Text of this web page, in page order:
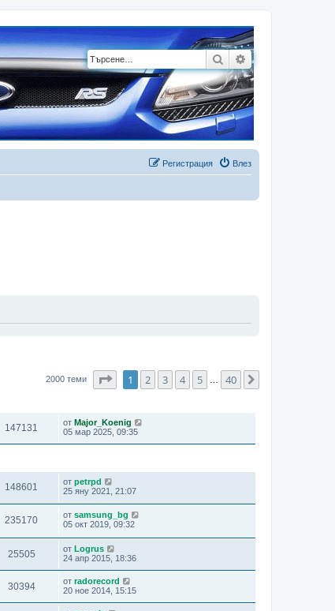
ТърсенеРазширено
Влез
Регистрация
2000 теми Страница 1 от40
1 2 3 4 5 40
147131 от Major_Koenig
05 мар 2025, 09:35
148601 от petrpd
25 яну 2021, 21:07
235170 от samsung_bg
05 окт 2019, 09:32
25505 от Logrus
24 апр 2015, 18:36
30394 от radorecord
20 ное 2014, 15:15